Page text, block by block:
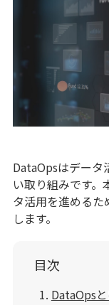
DataOpsはデータ
い取り組みです。
タ活用を進める
します。
目次
DataOps